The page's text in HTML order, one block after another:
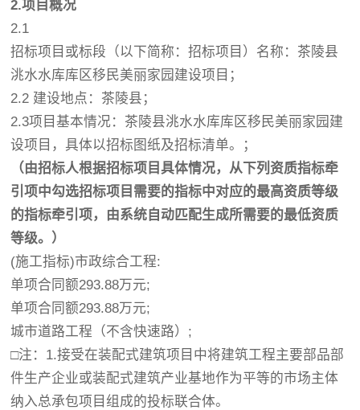
2.项目概况
2.1
招标项目或标段（以下简称：招标项目）名称：茶陵县
洮水水库库区移民美丽家园建设项目；
2.2 建设地点：茶陵县；
2.3项目基本情况：茶陵县洮水水库库区移民美丽家园建
设项目，具体以招标图纸及招标清单。；
（由招标人根据招标项目具体情况，从下列 资质指标牵
引项中勾选招标项目需要的指标中对应的最高资质等级
的指标牵引项，由系统 自动匹配生成所需要的最低资质
等级。）
(施工指标)市政综合工程:
单项合同额293.88万元;
单项合同额293.88万元;
城市道路工程（不含快速路）;
□注：1.接受在装配式建筑项目中将建筑工程主要部品部
件生产企业或装配式建筑产业基地作为平等的市场主体
纳入总承包项目组成的投标联合体。